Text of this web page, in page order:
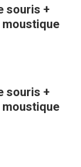
souris +
moustique
souris +
moustique